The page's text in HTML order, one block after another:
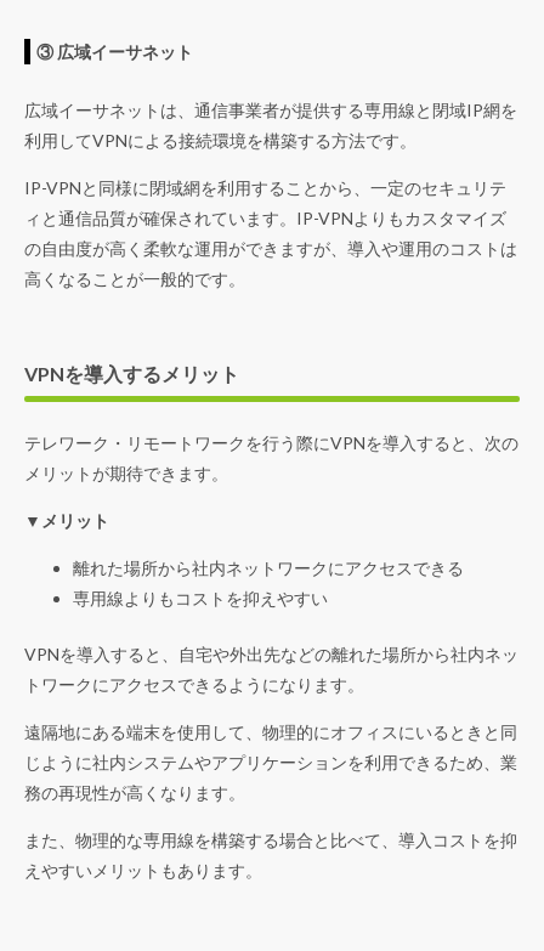
③ 広域イーサネット
広域イーサネットは、通信事業者が提供する専用線と閉域IP網を
利用してVPNによる接続環境を構築する方法です。
IP-VPNと同様に閉域網を利用することから、一定のセキュリテ
ィと通信品質が確保されています。IP-VPNよりもカスタマイズ
の自由度が高く柔軟な運用ができますが、導入や運用のコストは
高くなることが一般的です。
VPNを導入するメリット
テレワーク・リモートワークを行う際にVPNを導入すると、次の
メリットが期待できます。
▼メリット
離れた場所から社内ネットワークにアクセスできる
専用線よりもコストを抑えやすい
VPNを導入すると、自宅や外出先などの離れた場所から社内ネッ
トワークにアクセスできるようになります。
遠隔地にある端末を使用して、物理的にオフィスにいるときと同
じように社内システムやアプリケーションを利用できるため、業
務の再現性が高くなります。
また、物理的な専用線を構築する場合と比べて、導入コストを抑
えやすいメリットもあります。